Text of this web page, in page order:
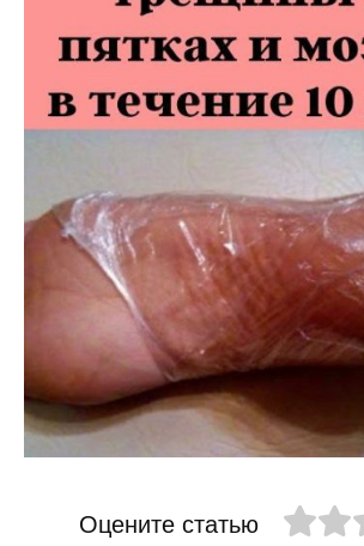
Оцените статью